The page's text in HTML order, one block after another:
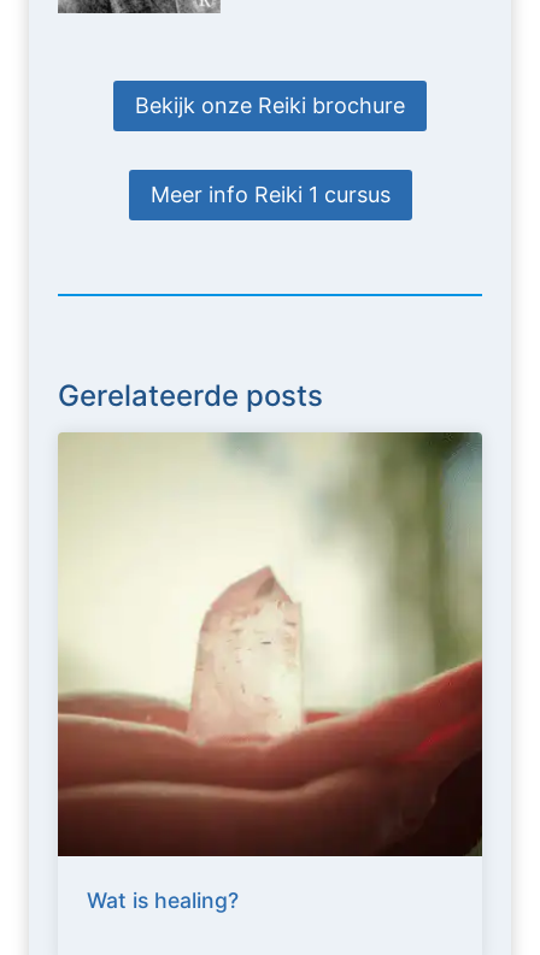
Bekijk onze Reiki brochure
Meer info Reiki 1 cursus
Gerelateerde posts
Wat is healing?